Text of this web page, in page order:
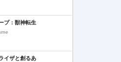
プ：獣神転生
イザと創るあ